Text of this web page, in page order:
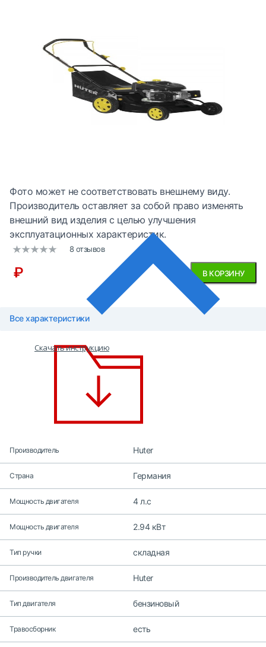
Фото может не соответствовать внешнему виду.
Производитель оставляет за собой право изменять
внешний вид изделия с целью улучшения
эксплуатационных характеристик.
8 отзывов
₽ В КОРЗИНУ
Все характеристики
Скачать инструкцию
Производитель Huter
Страна Германия
Мощность двигателя 4 л.с
Мощность двигателя 2.94 кВт
Тип ручки складная
Производитель двигателя Huter
Тип двигателя бензиновый
Травосборник есть